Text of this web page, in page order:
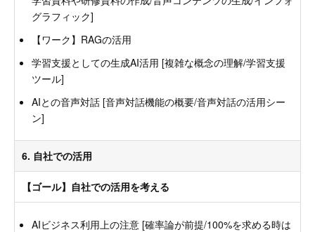
グラフィック]
【ワーク】RAGの活用
学習支援としての生成AI活用 [複雑な概念の理解/学習支援
ツール]
AIとの音声対話 [音声対話機能の概要/音声対話の活用シー
ン]
6. 自社での活用
【ゴール】自社での活用を考える
AIビジネス利用上の注意 [確率論が前提/100%を求める時は